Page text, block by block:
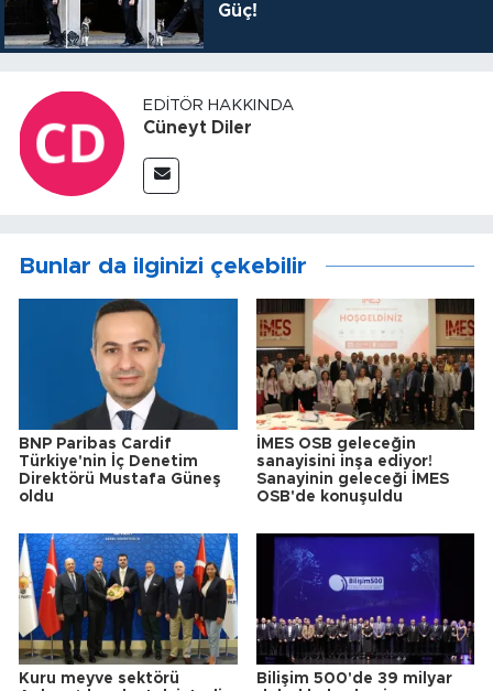
Güç!
EDITÖR HAKKINDA
Cüneyt Diler
Bunlar da ilginizi çekebilir
BNP Paribas Cardif
Türkiye'nin İç Denetim
Direktörü Mustafa Güneş
oldu
İMES OSB geleceğin
sanayisini inşa ediyor!
Sanayinin geleceği İMES
OSB'de konuşuldu
Kuru meyve sektörü
Bilişim 500'de 39 milyar